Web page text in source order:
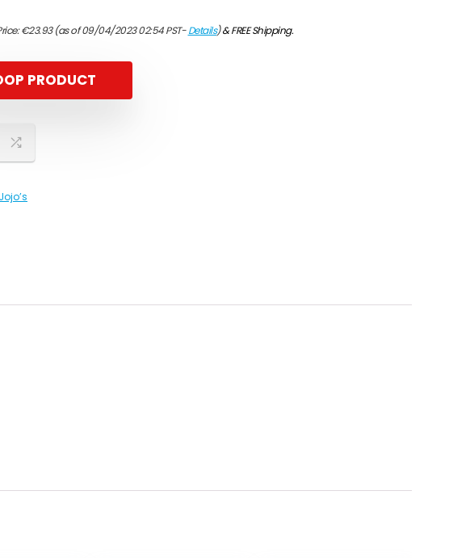
€23.93(as of 09/04/2023 02:54 PST-Details)&FREE Shipping.
PRODUCT
Jojo’s